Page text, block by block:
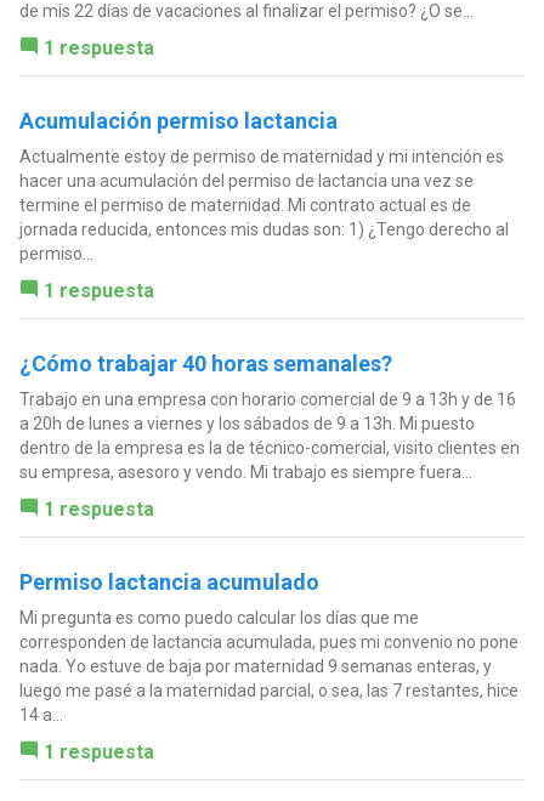
de mis 22 días de vacaciones al finalizar el permiso? ¿O se...
1 respuesta
Acumulación permiso lactancia
Actualmente estoy de permiso de maternidad y mi intención es
hacer una acumulación del permiso de lactancia una vez se
termine el permiso de maternidad. Mi contrato actual es de
jornada reducida, entonces mis dudas son: 1) ¿Tengo derecho al
permiso...
1 respuesta
¿Cómo trabajar 40 horas semanales?
Trabajo en una empresa con horario comercial de 9 a 13h y de 16
a 20h de lunes a viernes y los sábados de 9 a 13h. Mi puesto
dentro de la empresa es la de técnico-comercial, visito clientes en
su empresa, asesoro y vendo. Mi trabajo es siempre fuera...
1 respuesta
Permiso lactancia acumulado
Mi pregunta es como puedo calcular los días que me
corresponden de lactancia acumulada, pues mi convenio no pone
nada. Yo estuve de baja por maternidad 9 semanas enteras, y
luego me pasé a la maternidad parcial, o sea, las 7 restantes, hice
14 a...
1 respuesta